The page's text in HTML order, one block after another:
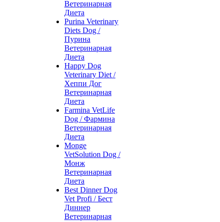
Ветеринарная
Диета
Purina Veterinary
Diets Dog /
Пурина
Ветеринарная
Диета
Happy Dog
Veterinary Diet /
Хеппи Дог
Ветеринарная
Диета
Farmina VetLife
Dog / Фармина
Ветеринарная
Диета
Monge
VetSolution Dog /
Монж
Ветеринарная
Диета
Best Dinner Dog
Vet Profi / Бест
Диннер
Ветеринарная